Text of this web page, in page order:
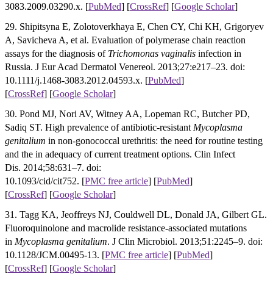
3083.2009.03290.x. [PubMed] [CrossRef] [Google Scholar]
29. Shipitsyna E, Zolotoverkhaya E, Chen CY, Chi KH, Grigoryev
A, Savicheva A, et al. Evaluation of polymerase chain reaction
assays for the diagnosis of Trichomonas vaginalis infection in
Russia. J Eur Acad Dermatol Venereol. 2013;27:e217–23. doi:
10.1111/j.1468-3083.2012.04593.x. [PubMed]
[CrossRef] [Google Scholar]
30. Pond MJ, Nori AV, Witney AA, Lopeman RC, Butcher PD,
Sadiq ST. High prevalence of antibiotic-resistant Mycoplasma
genitalium in non-gonococcal urethritis: the need for routine testing
and the in adequacy of current treatment options. Clin Infect
Dis. 2014;58:631–7. doi:
10.1093/cid/cit752. [PMC free article] [PubMed]
[CrossRef] [Google Scholar]
31. Tagg KA, Jeoffreys NJ, Couldwell DL, Donald JA, Gilbert GL.
Fluoroquinolone and macrolide resistance-associated mutations
in Mycoplasma genitalium. J Clin Microbiol. 2013;51:2245–9. doi:
10.1128/JCM.00495-13. [PMC free article] [PubMed]
[CrossRef] [Google Scholar]